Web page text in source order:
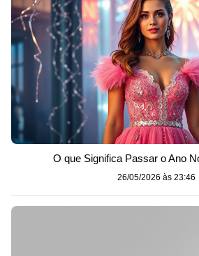
O que Significa Passar o Ano
26/05/2026 às 23:46